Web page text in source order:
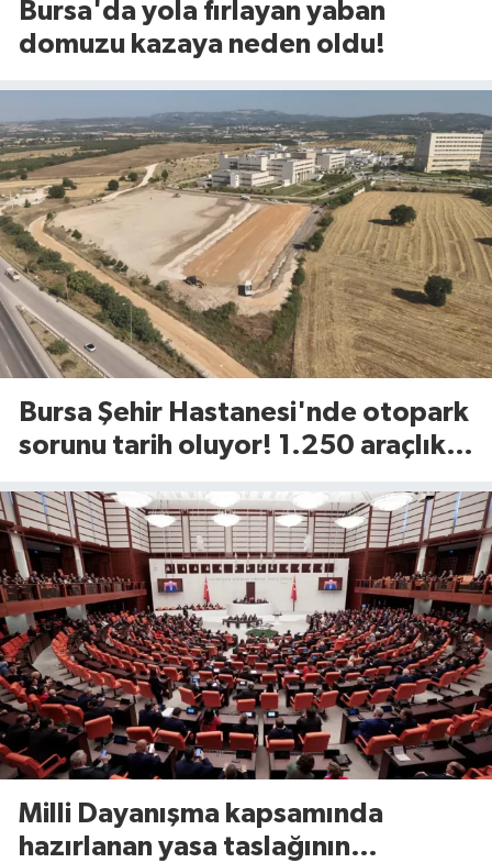
Bursa'da yola fırlayan yaban
domuzu kazaya neden oldu!
Bursa Şehir Hastanesi'nde otopark
sorunu tarih oluyor! 1.250 araçlık
Milli Dayanışma kapsamında
hazırlanan yasa taslağının